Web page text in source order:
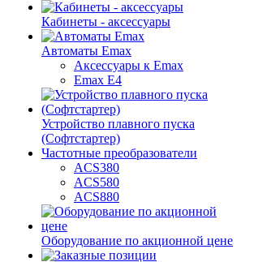
Кабинеты - аксессуары
Автоматы Emax
Аксессуары к Emax
Emax E4
Устройство плавного пуска
(Софтстартер)
Частотные преобразователи
ACS380
ACS580
ACS880
Оборудование по акционной цене